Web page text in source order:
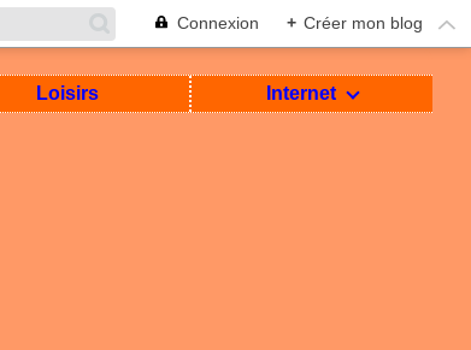
Connexion + Créer mon blog
Loisirs Internet